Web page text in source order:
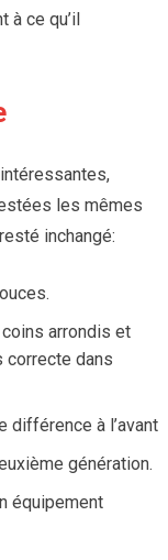
à ce qu’il
intéressantes,
les mêmes
inchangé:
arrondis et
correcte dans
différence à l’avant
génération.
équipement